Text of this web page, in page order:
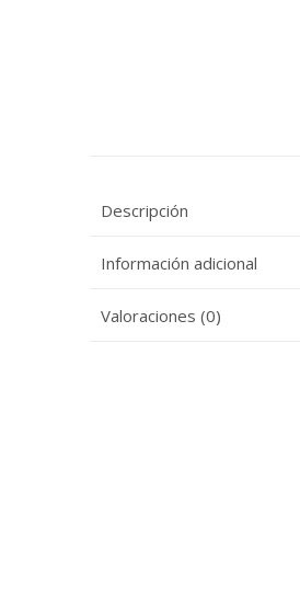
Descripción
Información adicional
Valoraciones (0)